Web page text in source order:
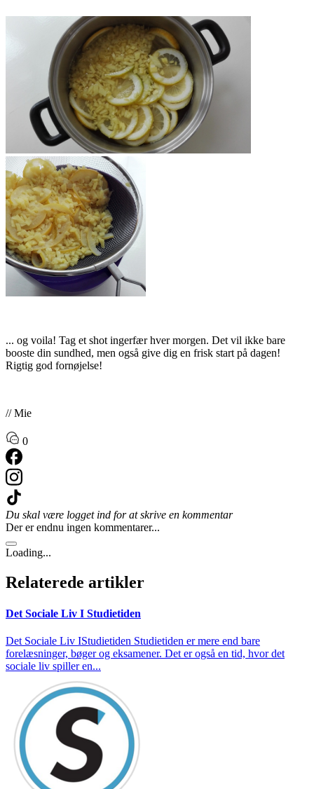
... og voila! Tag et shot ingerfær hver morgen. Det vil ikke bare
booste din sundhed, men også give dig en frisk start på dagen!
Rigtig god fornøjelse!
// Mie
0
Du skal være logget ind for at skrive en kommentar
Der er endnu ingen kommentarer...
Loading...
Relaterede artikler
Det Sociale Liv I Studietiden
Det Sociale Liv IStudietiden Studietiden er mere end bare
forelæsninger, bøger og eksamener. Det er også en tid, hvor det
sociale liv spiller en...